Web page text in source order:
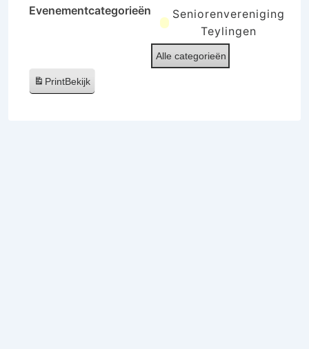
Barbecue
in
Warmond
Evenementcategorieën
Seniorenvereniging
Teylingen
Alle categorieën
PrintBekijk